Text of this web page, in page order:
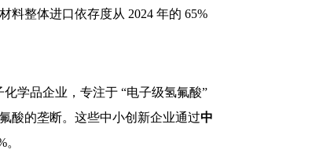
料整体进口依存度从 2024 年的 65%
学品企业，专注于 “电子级氢氟酸”
酸的垄断。这些中小创新企业通过中